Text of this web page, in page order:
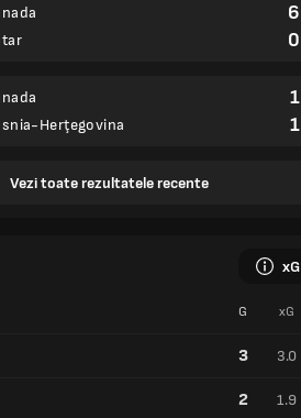
6
0
Herţegovina
1
1
Vezi toate rezultatele recente
xG
G xG
3 3.0
2 1.9